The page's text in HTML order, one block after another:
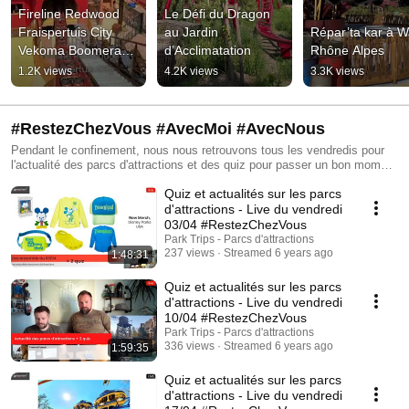
Fireline Redwood
Fraispertuis City
Vekoma Boomerang
Family Coaster
#themepark
#fraispertuiscity
1.2K views
Le Défi du Dragon
au Jardin
d’Acclimatation
4.2K views
Répar’ta kar à
Rhône Alpes
3.3K views
#RestezChezVous #AvecMoi #AvecNous
Pendant le confinement, nous nous retrouvons tous les vendredis pour
l'actualité des parcs d'attractions et des quiz pour passer un bon moment
1:48:31
Quiz et actualités sur les parcs
d'attractions - Live du vendredi
03/04 #RestezChezVous
Park Trips - Parcs d'attractions
237 views
Streamed 6 years ago
1:59:35
Quiz et actualités sur les parcs
d'attractions - Live du vendredi
10/04 #RestezChezVous
Park Trips - Parcs d'attractions
336 views
Streamed 6 years ago
Quiz et actualités sur les parcs
d'attractions - Live du vendredi